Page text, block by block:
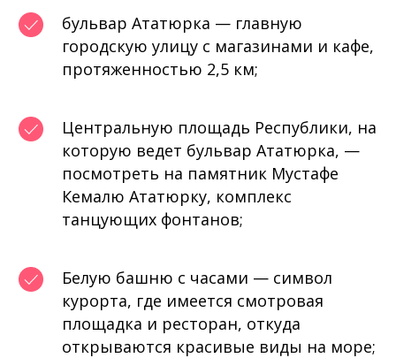
бульвар Ататюрка — главную
городскую улицу с магазинами и кафе,
протяженностью 2,5 км;
Центральную площадь Республики, на
которую ведет бульвар Ататюрка, —
посмотреть на памятник Мустафе
Кемалю Ататюрку, комплекс
танцующих фонтанов;
Белую башню с часами — символ
курорта, где имеется смотровая
площадка и ресторан, откуда
открываются красивые виды на море;